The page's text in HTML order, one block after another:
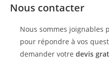
Nous contacter
Nous sommes joignables
pour répondre à vos
demander votredevis